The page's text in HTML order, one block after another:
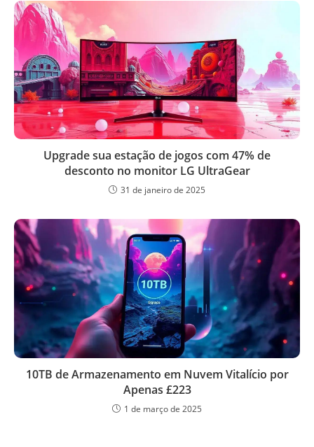
Upgrade sua estação de jogos com 47% de
desconto no monitor LG UltraGear
31 de janeiro de 2025
10TB de Armazenamento em Nuvem Vitalício por
Apenas £223
1 de março de 2025